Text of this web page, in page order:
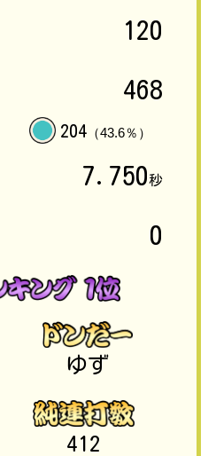
120
468
204（43.6％）
7.750秒
0
ゆず
412